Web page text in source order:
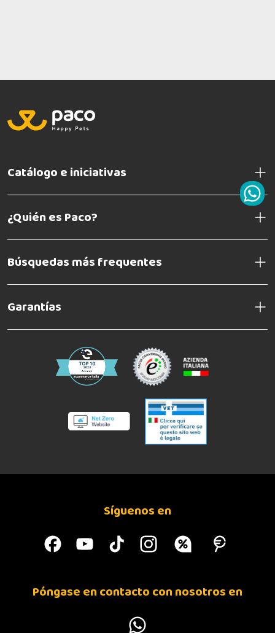
Catálogo e iniciativas
¿Quién es Paco?
Búsquedas más frequentes
Garantías
Síguenos en
Póngase en contacto con nosotros en